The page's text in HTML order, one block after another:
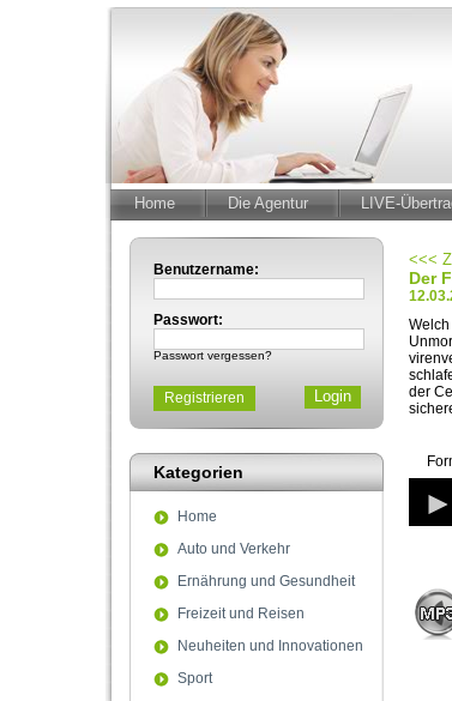
Home Die Agentur LIVE-
Benutzername:
Passwort:
Passwort vergessen?
Registrieren
Kategorien
Home
Auto und Verkehr
Ernährung und Gesundheit
Freizeit und Reisen
Neuheiten und Innovationen
Sport
<<<
Der
der
of
90%